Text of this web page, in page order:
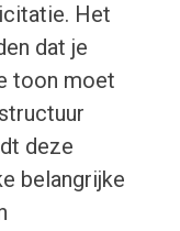
Het
dat je
toon moet
deze
belangrijke